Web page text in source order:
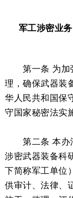
军工涉密业
第一条 为加强
理，确保武器装
华人民共和国保
守国家秘密法实
第二条 本办法
涉密武器装备科
下简称军工单位
供审计、法律、